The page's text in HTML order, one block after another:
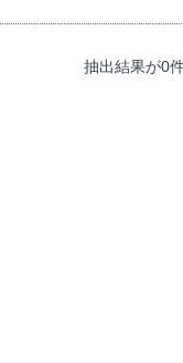
抽出結果が0